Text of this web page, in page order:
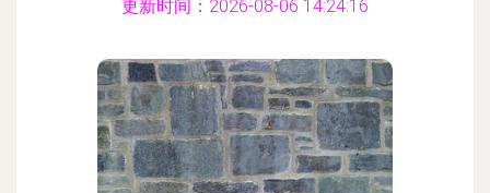
更新时间：2026-08-06 14:24:16